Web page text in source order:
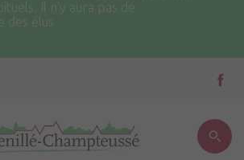
Il n'y aura pas de
des élus